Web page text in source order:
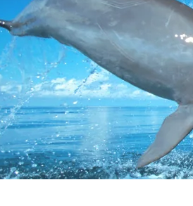
verlag
veranstaltungen
shop
fragen & hilfe
unterstützen
abo
genossenschaft